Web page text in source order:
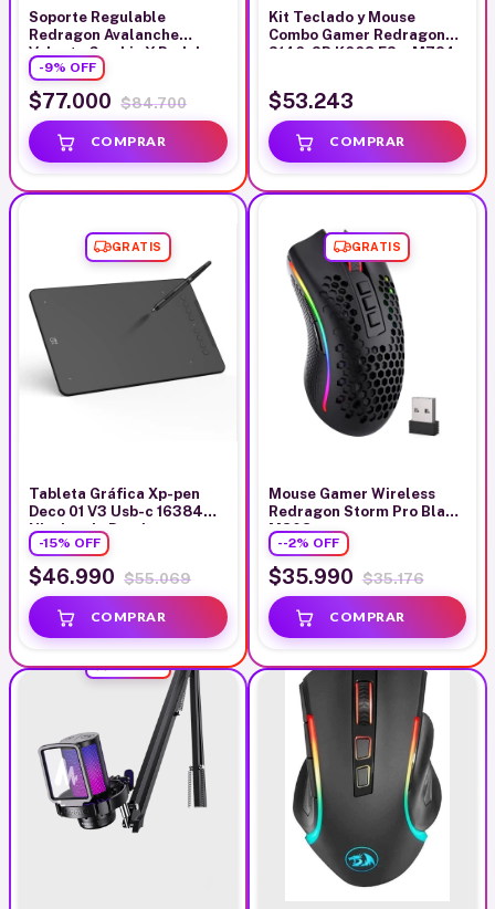
Soporte Regulable
Redragon Avalanche
Volante Cambio Y Pedal
Color Negro
-9% OFF
$77.000 $84.700
Kit Teclado y Mouse
Combo Gamer Redragon
S146-SP K668 FS + M724
$53.243
GRATIS
Tableta Gráfica Xp-pen
Deco 01 V3 Usb-c 16384
Niveles de Presion
-15% OFF
$46.990 $55.069
GRATIS
Mouse Gamer Wireless
Redragon Storm Pro Black
M808
--2% OFF
$35.990 $35.176
GRATIS